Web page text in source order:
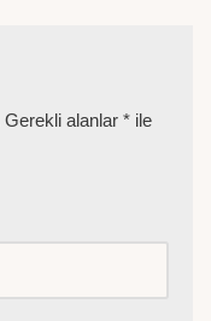
Gerekli alanlar * ile